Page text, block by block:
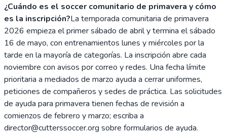
¿Cuándo es el soccer comunitario de primavera y cómo
es la inscripción?La temporada comunitaria de primavera
2026 empieza el primer sábado de abril y termina el sábado
16 de mayo, con entrenamientos lunes y miércoles por la
tarde en la mayoría de categorías. La inscripción abre cada
noviembre con avisos por correo y redes. Una fecha límite
prioritaria a mediados de marzo ayuda a cerrar uniformes,
peticiones de compañeros y sedes de práctica. Las solicitudes
de ayuda para primavera tienen fechas de revisión a
comienzos de febrero y marzo; escriba a
director@cutterssoccer.org sobre formularios de ayuda.